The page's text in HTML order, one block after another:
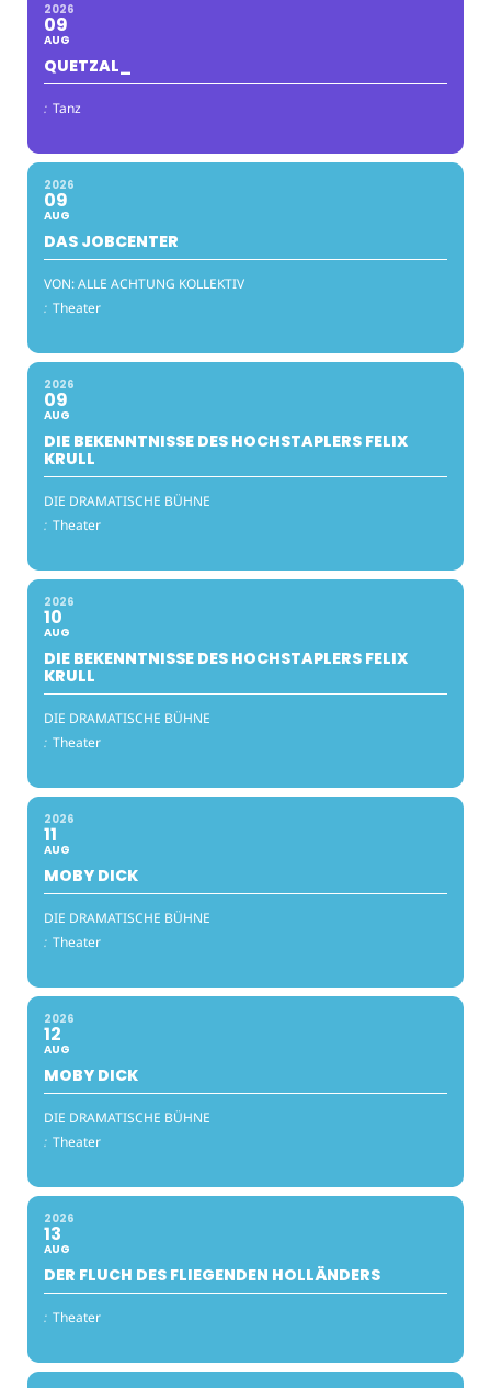
2026
09
AUG
QUETZAL_
: Tanz
2026
09
AUG
DAS JOBCENTER
VON: ALLE ACHTUNG KOLLEKTIV
: Theater
2026
09
AUG
DIE BEKENNTNISSE DES HOCHSTAPLERS FELIX
KRULL
DIE DRAMATISCHE BÜHNE
: Theater
2026
10
AUG
DIE BEKENNTNISSE DES HOCHSTAPLERS FELIX
KRULL
DIE DRAMATISCHE BÜHNE
: Theater
2026
11
AUG
MOBY DICK
DIE DRAMATISCHE BÜHNE
: Theater
2026
12
AUG
MOBY DICK
DIE DRAMATISCHE BÜHNE
: Theater
2026
13
AUG
DER FLUCH DES FLIEGENDEN HOLLÄNDERS
: Theater